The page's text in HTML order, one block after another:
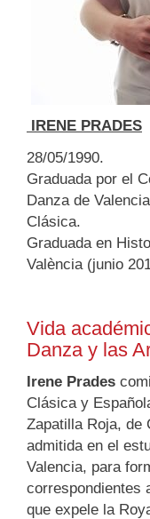
IRENE PRADES
28/05/1990.
Graduada por el
Danza de
Clásica.
Graduada en
València (junio
Vida
Danza y las
Irene Prades
Clásica y
Zapatilla Roja, de
admitida en el
Valencia, para
correspondientes
que expele la